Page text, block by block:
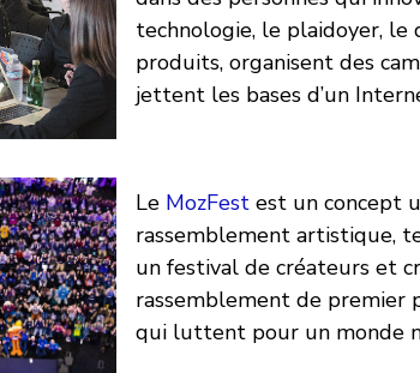
technologie, le plaidoyer,
produits, organisent des
jettent les bases d’un
Le MozFest est un concept
rassemblement artistique,
un festival de créateurs et
rassemblement de premier
qui luttent pour un monde